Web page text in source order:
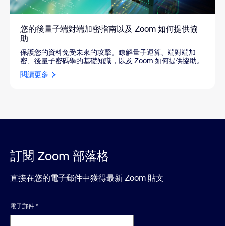
您的後量子端對端加密指南以及 Zoom 如何提供協
助
保護您的資料免受未來的攻擊。瞭解量子運算、端對端加
密、後量子密碼學的基礎知識，以及 Zoom 如何提供協助。
閱讀更多
訂閱 Zoom 部落格
直接在您的電子郵件中獲得最新 Zoom 貼文
電子郵件*